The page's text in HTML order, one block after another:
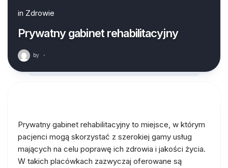
in Zdrowie
Prywatny gabinet rehabilitacyjny
by ·
Prywatny gabinet rehabilitacyjny to miejsce, w którym
pacjenci mogą skorzystać z szerokiej gamy usług
mających na celu poprawę ich zdrowia i jakości życia.
W takich placówkach zazwyczaj oferowane są